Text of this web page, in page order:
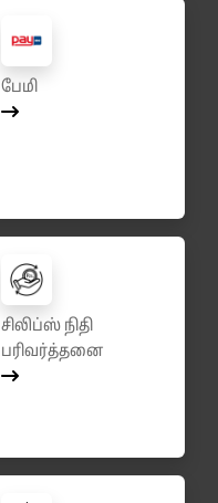
பேமி
சிலிப்ஸ் நிதி
பரிவர்த்தனை